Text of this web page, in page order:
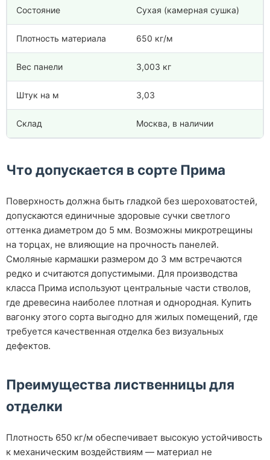
Состояние Сухая (камерная сушка)
Плотность материала 650 кг/м
Вес панели 3,003 кг
Штук на м 3,03
Склад Москва, в наличии
Что допускается в сорте Прима
Поверхность должна быть гладкой без шероховатостей,
допускаются единичные здоровые сучки светлого
оттенка диаметром до 5 мм. Возможны микротрещины
на торцах, не влияющие на прочность панелей.
Смоляные кармашки размером до 3 мм встречаются
редко и считаются допустимыми. Для производства
класса Прима используют центральные части стволов,
где древесина наиболее плотная и однородная. Купить
вагонку этого сорта выгодно для жилых помещений, где
требуется качественная отделка без визуальных
дефектов.
Преимущества лиственницы для
отделки
Плотность 650 кг/м обеспечивает высокую устойчивость
к механическим воздействиям — материал не